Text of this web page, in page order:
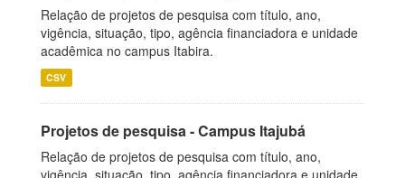
Relação de projetos de pesquisa com título, ano,
vigência, situação, tipo, agência financiadora e unidade
acadêmica no campus Itabira.
CSV
Projetos de pesquisa - Campus Itajubá
Relação de projetos de pesquisa com título, ano,
vigência, situação, tipo, agência financiadora e unidade